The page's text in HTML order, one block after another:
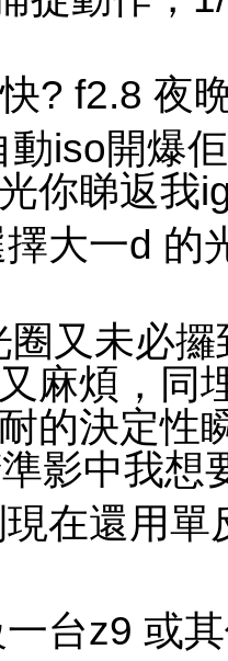
? f2.8 夜
動iso開爆
你睇返我
大一d 的
圈又未必
麻煩，同
的決定性
影中我想
在還用
台z9 或